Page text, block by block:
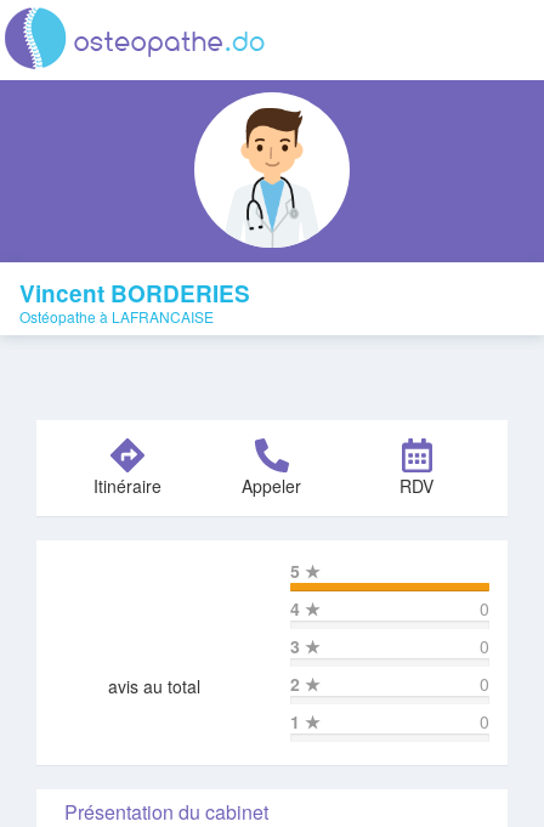
Vincent BORDERIES
Ostéopathe à LAFRANCAISE
Itinéraire Appeler RDV
avis au total
5 ★
4 ★
0
3 ★
0
2 ★
0
1 ★ 0
Présentation du cabinet